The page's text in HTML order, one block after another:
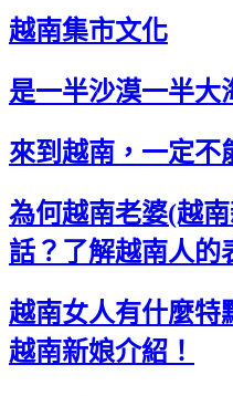
越南集市文化
是一半沙漠一半大
來到越南，一定
為何越南老婆(越
話？了解越南人的
越南女人有什麼特
越南新娘介紹！